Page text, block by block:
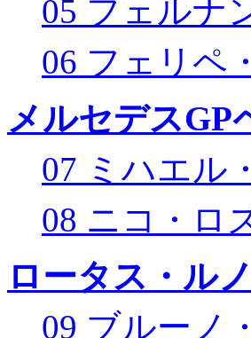
05 フェルナ
06 フェリペ
メルセデスGP
07 ミハエル
08 ニコ・ロ
ロータス・ル
09 ブルーノ